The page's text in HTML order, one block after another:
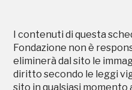
I contenuti di questa
Fondazione non è
eliminerà dal sito le
diritto secondo le leggi
sito in qualsiasi